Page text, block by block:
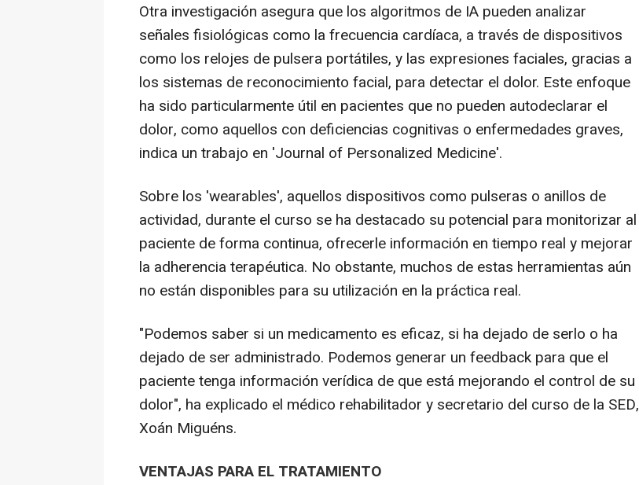
Otra investigación asegura que los algoritmos de IA pueden analizar
señales fisiológicas como la frecuencia cardíaca, a través de dispositivos
como los relojes de pulsera portátiles, y las expresiones faciales, gracias a
los sistemas de reconocimiento facial, para detectar el dolor. Este enfoque
ha sido particularmente útil en pacientes que no pueden autodeclarar el
dolor, como aquellos con deficiencias cognitivas o enfermedades graves,
indica un trabajo en 'Journal of Personalized Medicine'.
Sobre los 'wearables', aquellos dispositivos como pulseras o anillos de
actividad, durante el curso se ha destacado su potencial para monitorizar al
paciente de forma continua, ofrecerle información en tiempo real y mejorar
la adherencia terapéutica. No obstante, muchos de estas herramientas aún
no están disponibles para su utilización en la práctica real.
"Podemos saber si un medicamento es eficaz, si ha dejado de serlo o ha
dejado de ser administrado. Podemos generar un feedback para que el
paciente tenga información verídica de que está mejorando el control de su
dolor", ha explicado el médico rehabilitador y secretario del curso de la SED,
Xoán Miguéns.
VENTAJAS PARA EL TRATAMIENTO